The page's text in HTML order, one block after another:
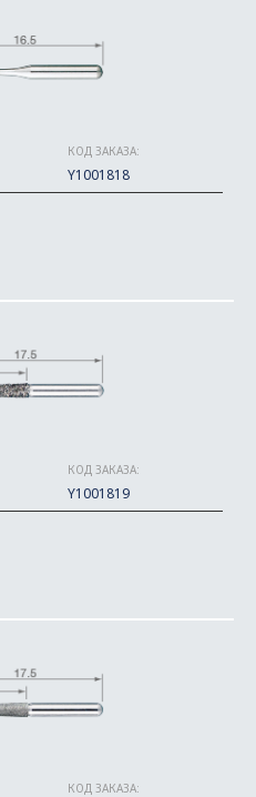
КОД ЗАКАЗА:
Y1001818
КОД ЗАКАЗА:
Y1001819
КОД ЗАКАЗА: